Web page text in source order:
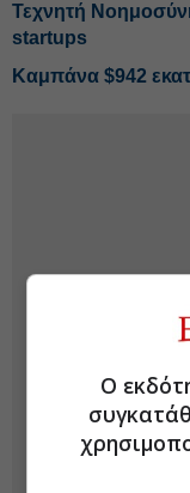
Τεχνητή
startups
Καμπάνα $942
Ο